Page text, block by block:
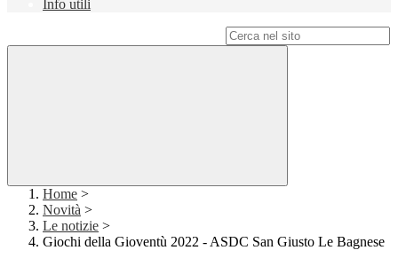
Info utili
Home >
Novità >
Le notizie >
Giochi della Gioventù 2022 - ASDC San Giusto Le Bagnese